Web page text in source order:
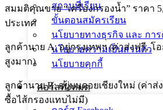
สถานที่เรียน
ขั้นตอนสมัครเรียน
นโยบายทางธุรกิจ และ การ
นโยบายความเป็นส่วนตัว
นโยบายคุกกี้
คอร์สทั้งหมด
สมมติคุณขาย “เครื่องกรองน้ำ” ราคา
ประเทศ
ลูกค้านาย A: อยู่กรุงเทพฯ (ค่าส่งฟรี, โ
สูงมาก)
ลูกค้านาย B: อยู่บนดอยเชียงใหม่ (ค่า
ซื้อไส้กรองแทบไม่มี)